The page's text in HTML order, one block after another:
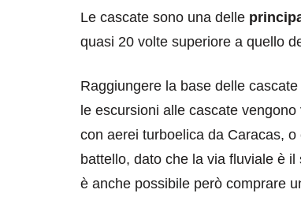
Le cascate sono una delle
quasi 20 volte superiore a quello
Raggiungere la base delle cascate
le escursioni alle cascate
con aerei turboelica da Caracas,
battello, dato che la via fluviale è
è anche possibile però comprare